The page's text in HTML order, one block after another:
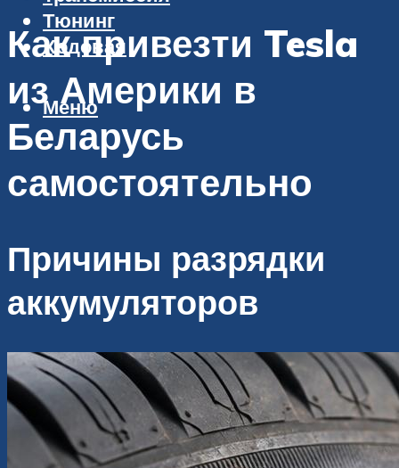
Тюнинг
Ходовая
Меню
Как привезти Tesla
из Америки в
Беларусь
самостоятельно
Причины разрядки
аккумуляторов